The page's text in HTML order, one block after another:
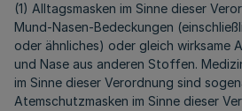
(1) Alltagsmasken im Sinne dieser
Mund-Nasen-Bedeckungen
oder ähnliches) oder gleich wirksame
und Nase aus anderen Stoffen.
im Sinne dieser Verordnung sind
Atemschutzmasken im Sinne dieser